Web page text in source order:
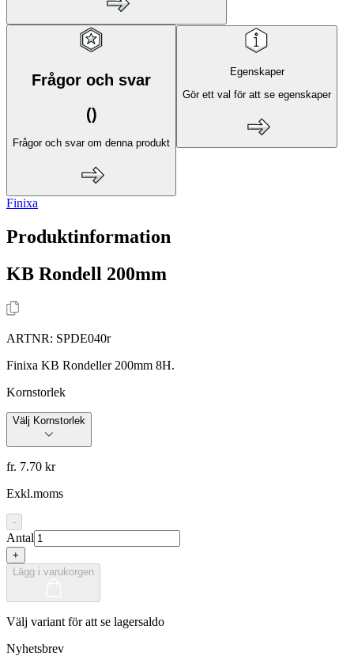
Frågor och svar
()
Frågor och svar om denna produkt
Egenskaper
Gör ett val för att se egenskaper
Finixa
Produktinformation
KB Rondell 200mm
ARTNR: SPDE040r
Finixa KB Rondeller 200mm 8H.
Kornstorlek
Välj Kornstorlek
fr. 7.70 kr
Exkl.moms
-
Antal
+
Lägg i varukorgen
Välj variant för att se lagersaldo
Nyhetsbrev